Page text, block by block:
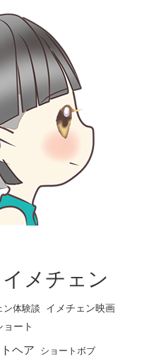
イメチェン
ン体験談 イメチェン映画
ョート
ヘア ショートボブ